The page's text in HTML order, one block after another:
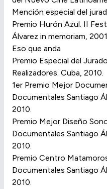
Mención especial del
Premio Hurón Azul. II
Álvarez in memoriam,
Eso que anda
Premio Especial del
Realizadores. Cuba, 2010.
1er Premio Mejor
Documentales Santiago
2010.
Premio Mejor Diseño
Documentales Santiago
2010.
Premio Centro
Documentales Santiago
2010.